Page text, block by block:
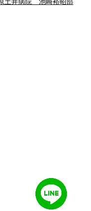
土井病院 池崎裕昭部